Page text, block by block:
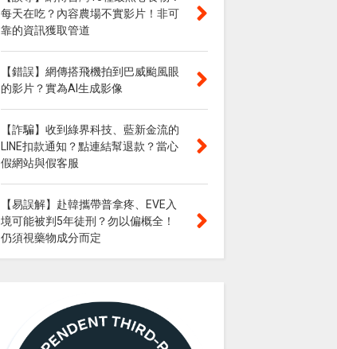
每天在吃？內容農場不實影片！非可
靠的資訊獲取管道
【錯誤】網傳搭飛機拍到巴威颱風眼
的影片？實為AI生成影像
【詐騙】收到綠界科技、藍新金流的
LINE扣款通知？點連結幫退款？當心
假網站與假客服
【易誤解】赴韓攜帶普拿疼、EVE入
境可能被判5年徒刑？勿以偏概全！
仍須視藥物成分而定